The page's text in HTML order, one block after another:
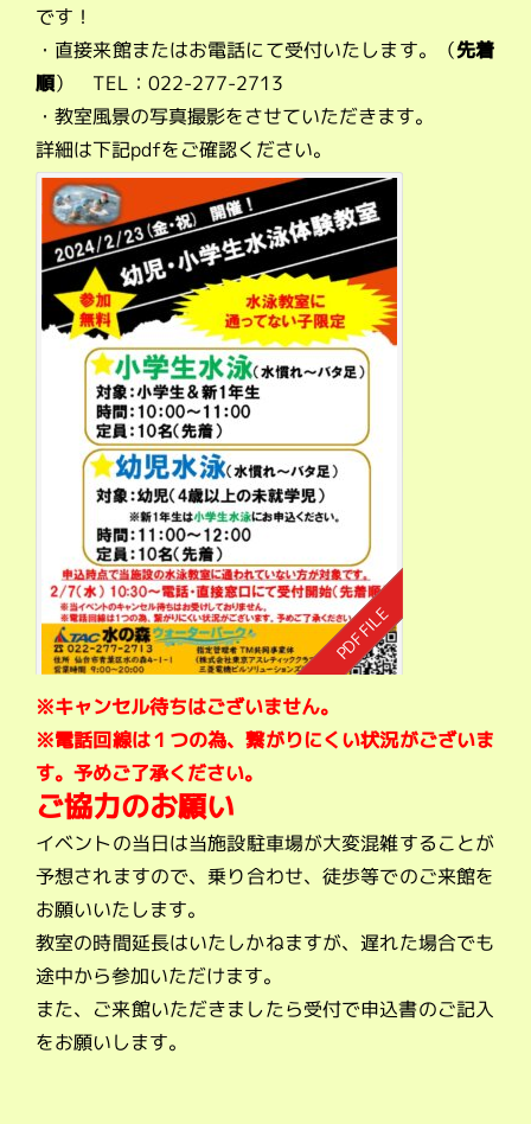
です！
・直接来館またはお電話にて受付いたします。（先着
順） TEL：022-277-2713
・教室風景の写真撮影をさせていただきます。
詳細は下記pdfをご確認ください。
※キャンセル待ちはございません。
※電話回線は１つの為、繋がりにくい状況がございま
す。予めご了承ください。
ご協力のお願い
イベントの当日は当施設駐車場が大変混雑することが
予想されますので、乗り合わせ、徒歩等でのご来館を
お願いいたします。
教室の時間延長はいたしかねますが、遅れた場合でも
途中から参加いただけます。
また、ご来館いただきましたら受付で申込書のご記入
をお願いします。